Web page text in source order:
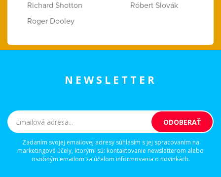
Richard Shotton
Róbert Slovák
Roger Dooley
NEWSLETTER
Zadaním svojej emailovej adresy súhlasím s jej spracovaním na
marketingové účely, ktorými sú: kontaktovanie newsletterom alebo
osobným emailom za účelom informovania o novinkách.